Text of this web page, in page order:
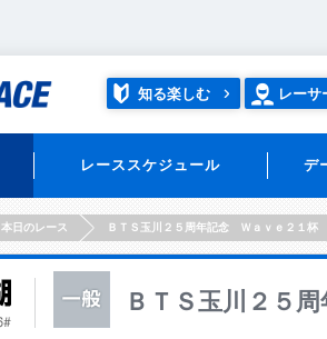
知る楽しむ レーサ
レーススケジュール デ
本日のレース ＢＴＳ玉川２５周年記念 Ｗａｖｅ２１杯
ＢＴＳ玉川２５